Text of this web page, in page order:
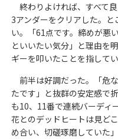
終わりよければ、すべて良
3アンダーをクリアした。
い。「61点です。締めが悪
といいたい気分」と理由を
ギーを叩いたことを指してい
前半は好調だった。「危
たです」と抜群の安定感で
も10、11番で連続バーディ
花とのデッドヒートは見ど
め合い、切磋琢磨していた」